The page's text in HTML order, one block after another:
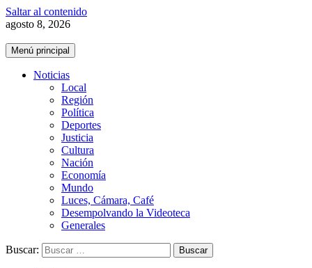
Saltar al contenido
agosto 8, 2026
Menú principal
Noticias
Local
Región
Política
Deportes
Justicia
Cultura
Nación
Economía
Mundo
Luces, Cámara, Café
Desempolvando la Videoteca
Generales
Buscar: